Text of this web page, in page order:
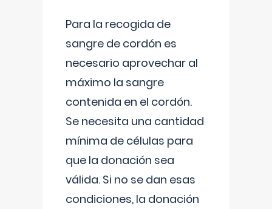
Para la recogida de
sangre de cordón es
necesario aprovechar al
máximo la sangre
contenida en el cordón.
Se necesita una cantidad
mínima de células para
que la donación sea
válida. Si no se dan esas
condiciones, la donación